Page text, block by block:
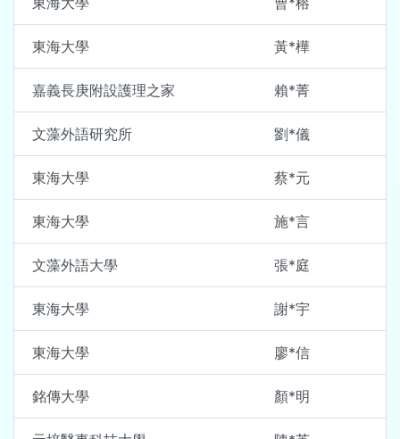
東海大學 黃*樺
嘉義長庚附設護理之家 賴*菁
文藻外語研究所 劉*儀
東海大學 蔡*元
東海大學 施*言
文藻外語大學 張*庭
東海大學 謝*宇
東海大學 廖*信
銘傳大學 顏*明